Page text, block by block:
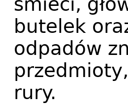
butelek
odpadów
rury.